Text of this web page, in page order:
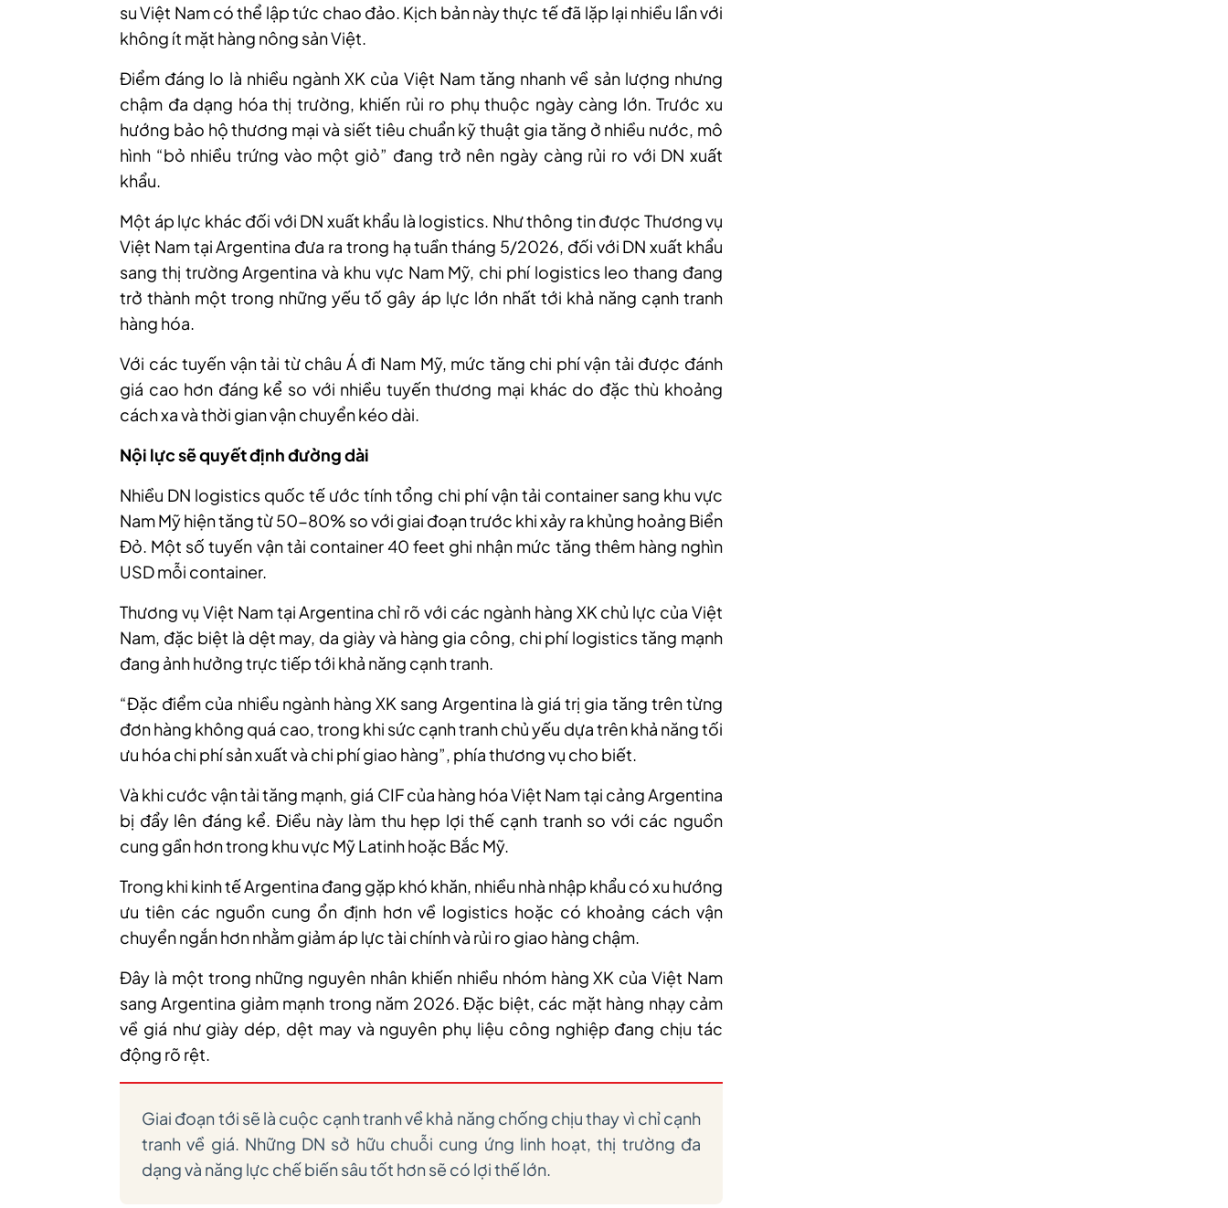
su Việt Nam có thể lập tức chao đảo. Kịch bản này thực tế đã lặp lại nhiều lần với
không ít mặt hàng nông sản Việt.
Điểm đáng lo là nhiều ngành XK của Việt Nam tăng nhanh về sản lượng nhưng
chậm đa dạng hóa thị trường, khiến rủi ro phụ thuộc ngày càng lớn. Trước xu
hướng bảo hộ thương mại và siết tiêu chuẩn kỹ thuật gia tăng ở nhiều nước, mô
hình “bỏ nhiều trứng vào một giỏ” đang trở nên ngày càng rủi ro với DN xuất
khẩu.
Một áp lực khác đối với DN xuất khẩu là logistics. Như thông tin được Thương vụ
Việt Nam tại Argentina đưa ra trong hạ tuần tháng 5/2026, đối với DN xuất khẩu
sang thị trường Argentina và khu vực Nam Mỹ, chi phí logistics leo thang đang
trở thành một trong những yếu tố gây áp lực lớn nhất tới khả năng cạnh tranh
hàng hóa.
Với các tuyến vận tải từ châu Á đi Nam Mỹ, mức tăng chi phí vận tải được đánh
giá cao hơn đáng kể so với nhiều tuyến thương mại khác do đặc thù khoảng
cách xa và thời gian vận chuyển kéo dài.
Nội lực sẽ quyết định đường dài
Nhiều DN logistics quốc tế ước tính tổng chi phí vận tải container sang khu vực
Nam Mỹ hiện tăng từ 50-80% so với giai đoạn trước khi xảy ra khủng hoảng Biển
Đỏ. Một số tuyến vận tải container 40 feet ghi nhận mức tăng thêm hàng nghìn
USD mỗi container.
Thương vụ Việt Nam tại Argentina chỉ rõ với các ngành hàng XK chủ lực của Việt
Nam, đặc biệt là dệt may, da giày và hàng gia công, chi phí logistics tăng mạnh
đang ảnh hưởng trực tiếp tới khả năng cạnh tranh.
“Đặc điểm của nhiều ngành hàng XK sang Argentina là giá trị gia tăng trên từng
đơn hàng không quá cao, trong khi sức cạnh tranh chủ yếu dựa trên khả năng tối
ưu hóa chi phí sản xuất và chi phí giao hàng”, phía thương vụ cho biết.
Và khi cước vận tải tăng mạnh, giá CIF của hàng hóa Việt Nam tại cảng Argentina
bị đẩy lên đáng kể. Điều này làm thu hẹp lợi thế cạnh tranh so với các nguồn
cung gần hơn trong khu vực Mỹ Latinh hoặc Bắc Mỹ.
Trong khi kinh tế Argentina đang gặp khó khăn, nhiều nhà nhập khẩu có xu hướng
ưu tiên các nguồn cung ổn định hơn về logistics hoặc có khoảng cách vận
chuyển ngắn hơn nhằm giảm áp lực tài chính và rủi ro giao hàng chậm.
Đây là một trong những nguyên nhân khiến nhiều nhóm hàng XK của Việt Nam
sang Argentina giảm mạnh trong năm 2026. Đặc biệt, các mặt hàng nhạy cảm
về giá như giày dép, dệt may và nguyên phụ liệu công nghiệp đang chịu tác
động rõ rệt.
Giai đoạn tới sẽ là cuộc cạnh tranh về khả năng chống chịu thay vì chỉ cạnh
tranh về giá. Những DN sở hữu chuỗi cung ứng linh hoạt, thị trường đa
dạng và năng lực chế biến sâu tốt hơn sẽ có lợi thế lớn.